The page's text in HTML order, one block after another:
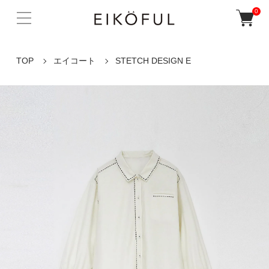
0
TOP エイコート STETCH DESIGN E